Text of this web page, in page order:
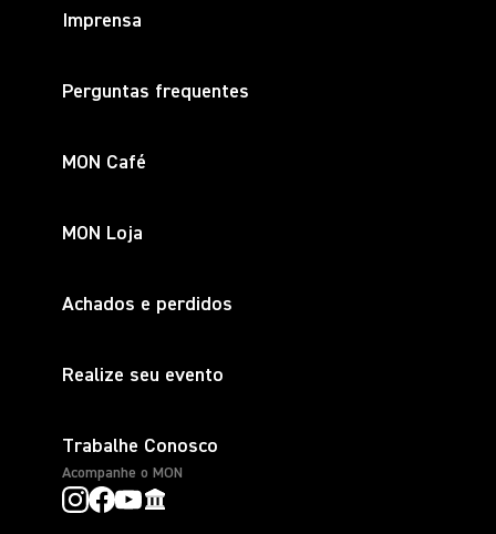
Imprensa
Perguntas frequentes
MON Café
MON Loja
Achados e perdidos
Realize seu evento
Trabalhe Conosco
Acompanhe o MON